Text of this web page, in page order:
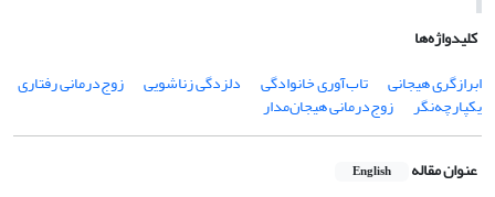
کلیدواژه‌ها
ابرازگری هیجانی
تاب‌آوری خانوادگی دلزدگی زناشویی زوج‌درمانی رفتاری
یکپارچه‌نگر زوج‌درمانی هیجان‌مدار
عنوان مقاله English